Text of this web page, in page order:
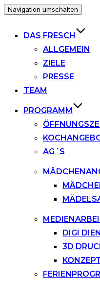
Navigation umschalten
DAS FRESCH
ALLGEMEIN
ZIELE
PRESSE
TEAM
PROGRAMM
AG´S
DIGI
3D